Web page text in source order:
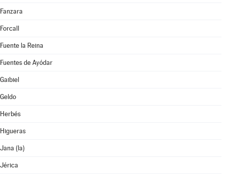
Fanzara
Forcall
Fuente la Reina
Fuentes de Ayódar
Gaibiel
Geldo
Herbés
Higueras
Jana (la)
Jérica